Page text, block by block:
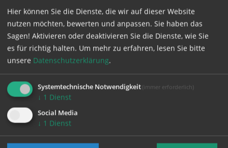
GESCHÜTZTER BEREICH
Bitte melden Sie sich mit Ihrem Benutzernamen
und Passwort an.
Benutzername
Hier können Sie die Dienste, die wir auf dieser Website
nutzen möchten, bewerten und anpassen. Sie haben das
Sagen! Aktivieren oder deaktivieren Sie die Dienste, wie Sie
es für richtig halten. Um mehr zu erfahren, lesen Sie bitte
unsere Datenschutzerklärung.
Systemtechnische Notwendigkeit (immer erforderlich)
↓ 1 Dienst
Social Media
↓ 1 Dienst